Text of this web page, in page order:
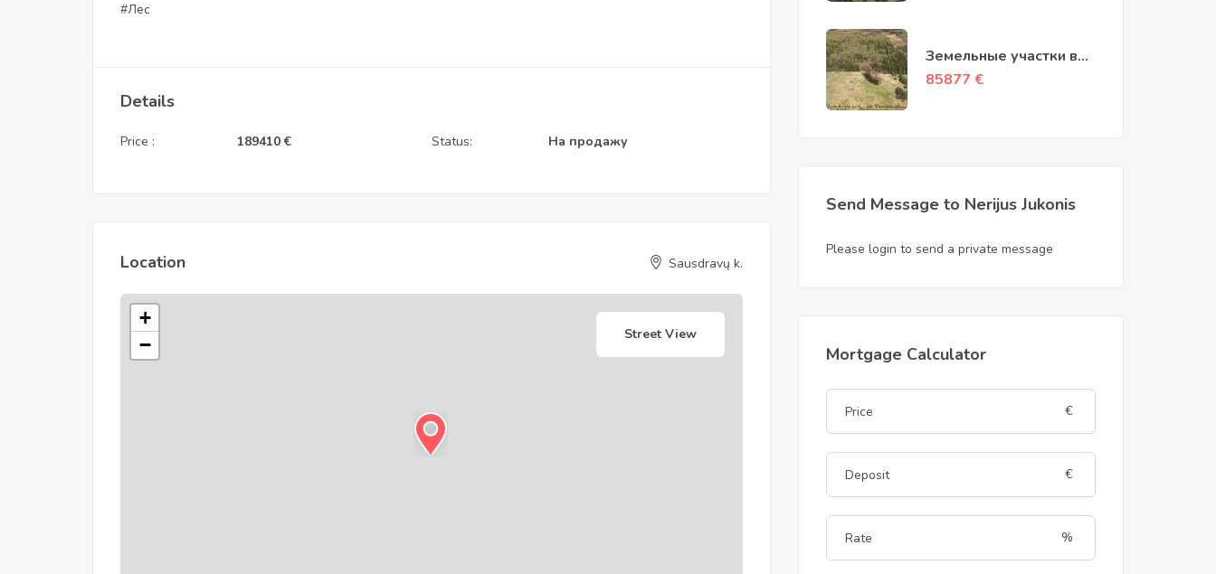
#Лес
Details
Price : 189410 € Status: На продажу
Location Sausdravų k.
+
−
Street View
Земельные участки в
деревне Кунигиня,
85877 €
Send Message to Nerijus Jukonis
Please login to send a private message
Mortgage Calculator
€
€
%